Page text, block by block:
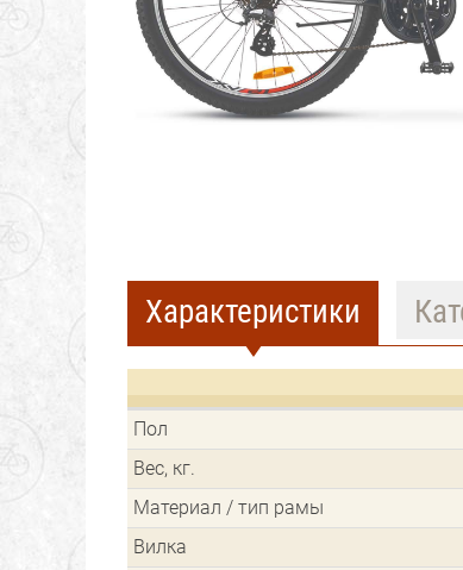
Характеристики
Пол
Вес, кг.
Материал / тип рамы
Вилка